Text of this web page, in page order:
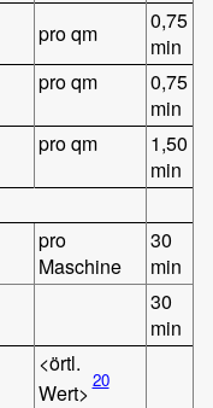
pro qm
0,75
min
pro qm
0,75
min
pro qm
1,50
min
pro
Maschine
30
min
30
min
<örtl.
Wert> 20